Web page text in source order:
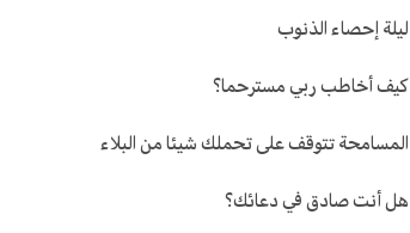
ليلة إحصاء الذنوب
كيف أخاطب ربي مسترحما؟
المسامحة تتوقف على تحملك شيئا من البلاء
هل أنت صادق في دعائك؟